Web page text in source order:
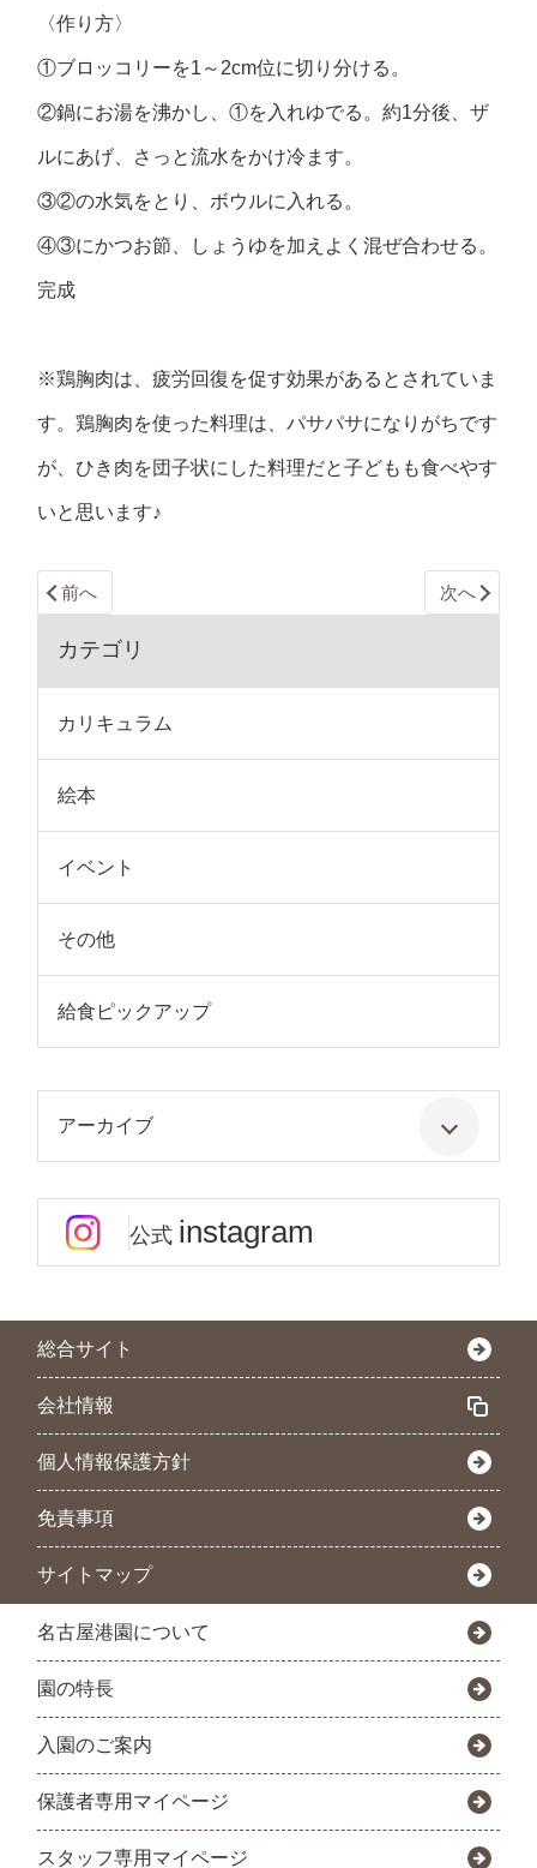
〈作り方〉
①ブロッコリーを1～2cm位に切り分ける。
②鍋にお湯を沸かし、①を入れゆでる。約1分後、ザ
ルにあげ、さっと流水をかけ冷ます。
③②の水気をとり、ボウルに入れる。
④③にかつお節、しょうゆを加えよく混ぜ合わせる。
完成
※鶏胸肉は、疲労回復を促す効果があるとされていま
す。鶏胸肉を使った料理は、パサパサになりがちです
が、ひき肉を団子状にした料理だと子どもも食べやす
いと思います♪
前へ 次へ
カテゴリ
カリキュラム
絵本
イベント
その他
給食ピックアップ
アーカイブ
公式 instagram
総合サイト
会社情報
個人情報保護方針
免責事項
サイトマップ
名古屋港園について
園の特長
入園のご案内
保護者専用マイページ
スタッフ専用マイページ